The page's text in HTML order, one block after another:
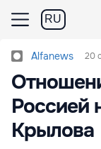
RU
Alfanews 20
Россией
Крылова